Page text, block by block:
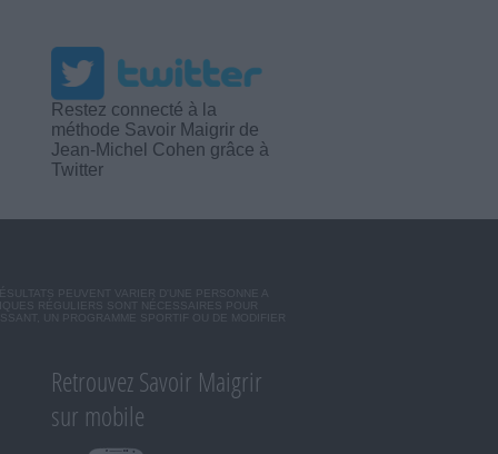
Restez connecté à la
méthode Savoir Maigrir de
Jean-Michel Cohen grâce à
Twitter
PEUVENT VARIER D'UNE PERSONNE A
RÉGULIERS SONT NÉCESSAIRES POUR
UN PROGRAMME SPORTIF OU DE MODIFIER
Retrouvez Savoir Maigrir
sur mobile